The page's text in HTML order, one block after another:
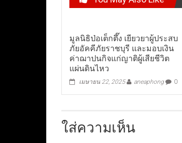
มูลนิธิป่อเต็กตึ๊ง เยียวยาผู้ประสบ
ภัยอัคคีภัยราชบุรี และมอบเงิน
ค่าฌาปนกิจแก่ญาติผู้เสียชีวิต
แผ่นดินไหว
เมษายน 22, 2025 aneaphong 0
ใส่ความเห็น